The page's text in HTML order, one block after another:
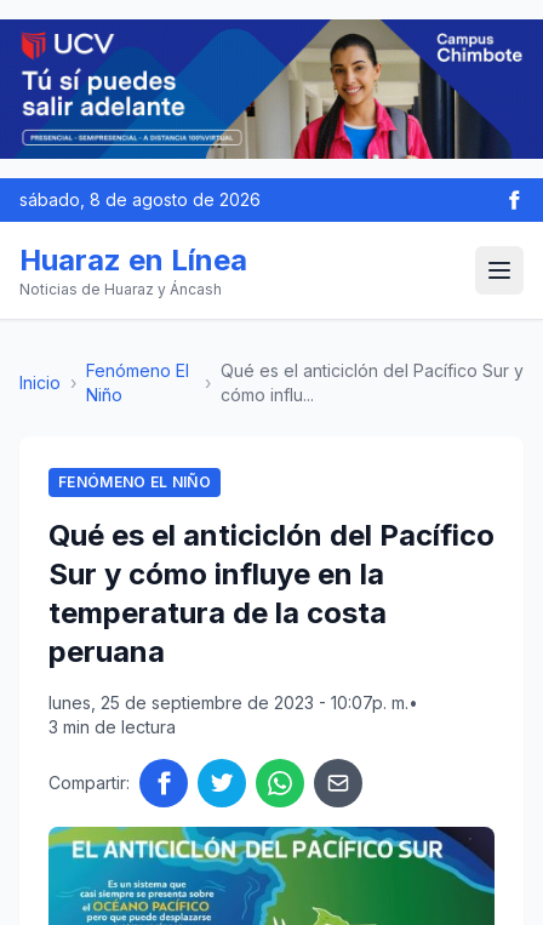
sábado, 8 de agosto de 2026
Huaraz en Línea
Noticias de Huaraz y Áncash
Inicio ›
Fenómeno El
Niño
›
Qué es el anticiclón del Pacífico Sur y
cómo influ...
FENÓMENO EL NIÑO
Qué es el anticiclón del Pacífico
Sur y cómo influye en la
temperatura de la costa
peruana
lunes, 25 de septiembre de 2023 - 10:07p. m.•
3 min de lectura
Compartir: